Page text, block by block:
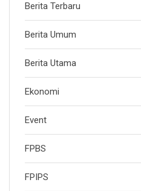
Berita Terbaru
Berita Umum
Berita Utama
Ekonomi
Event
FPBS
FPIPS